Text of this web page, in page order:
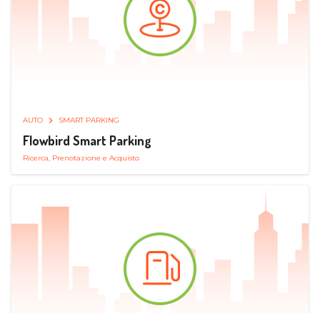
AUTO SMART PARKING
Flowbird Smart Parking
Ricerca, Prenotazione e Acquisto